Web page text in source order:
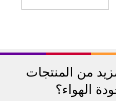
من المنتجات
الهواء؟